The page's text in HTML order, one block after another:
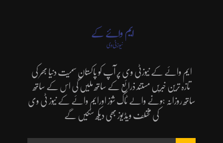
ایم وائے کے نیوزٹی وی پر آپ کو پاکستان سمیت دنیا بھر کی
تازہ ترین خبریں مستند ذرائع کے ساتھ ملیں گی اس کے ساتھ
ساتھ روزانہ ہونے والے ٹاک شوز اورایم وائے کے نیوز ٹی وی
کی مختلف ویڈیوز بھی دیکھ سکیں گے